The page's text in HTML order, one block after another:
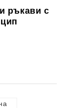
ръкави с